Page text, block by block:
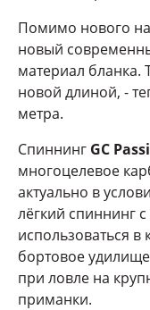
Помимо нового
новый
материал
новой длиной, -
метра.
Спиннинг GC
многоцелевое
актуально в
лёгкий спиннинг
использоваться в
бортовое
при ловле на
приманки.